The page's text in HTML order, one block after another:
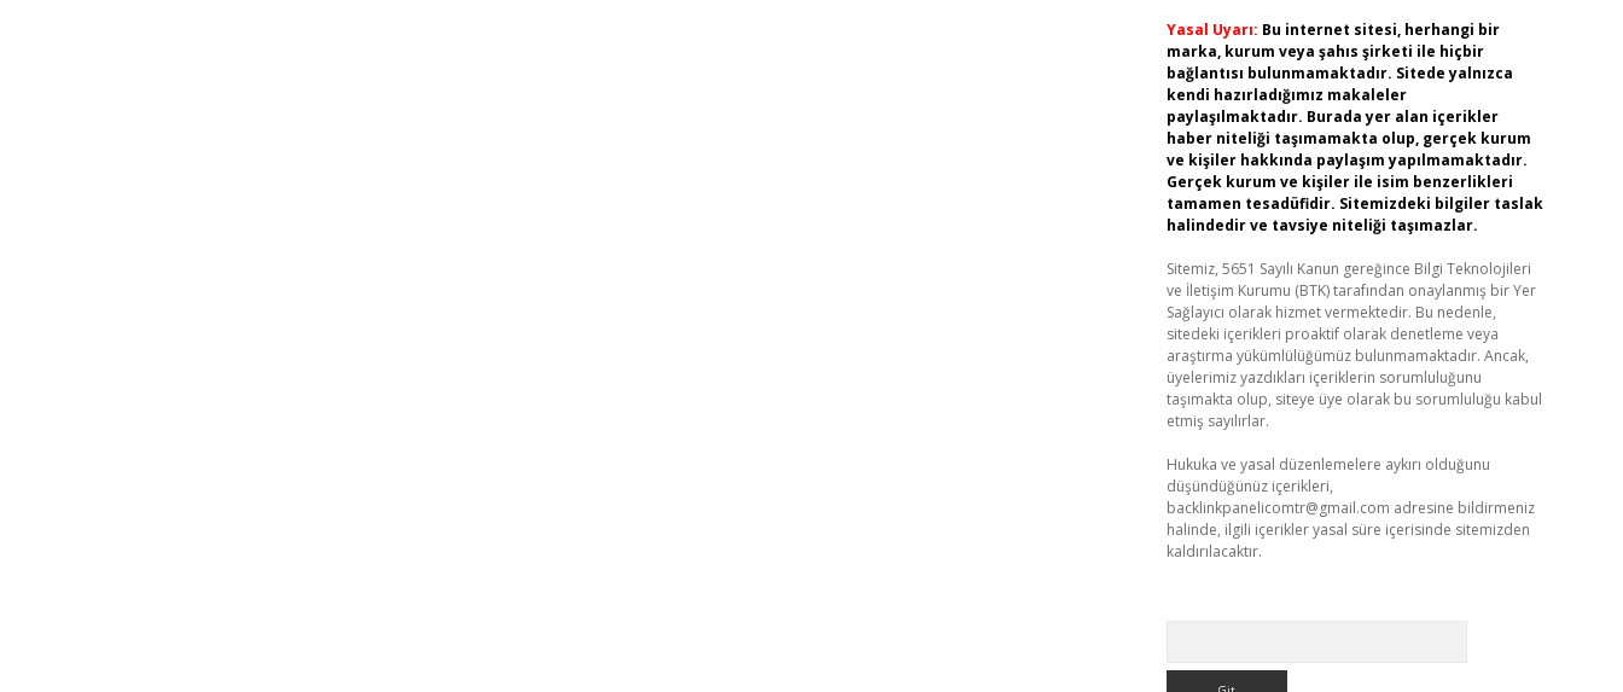
Yasal Uyarı: Bu internet sitesi, herhangi bir
marka, kurum veya şahıs şirketi ile hiçbir
bağlantısı bulunmamaktadır. Sitede yalnızca
kendi hazırladığımız makaleler
paylaşılmaktadır. Burada yer alan içerikler
haber niteliği taşımamakta olup, gerçek kurum
ve kişiler hakkında paylaşım yapılmamaktadır.
Gerçek kurum ve kişiler ile isim benzerlikleri
tamamen tesadüfidir. Sitemizdeki bilgiler taslak
halindedir ve tavsiye niteliği taşımazlar.
Sitemiz, 5651 Sayılı Kanun gereğince Bilgi Teknolojileri
ve İletişim Kurumu (BTK) tarafından onaylanmış bir Yer
Sağlayıcı olarak hizmet vermektedir. Bu nedenle,
sitedeki içerikleri proaktif olarak denetleme veya
araştırma yükümlülüğümüz bulunmamaktadır. Ancak,
üyelerimiz yazdıkları içeriklerin sorumluluğunu
taşımakta olup, siteye üye olarak bu sorumluluğu kabul
etmiş sayılırlar.
Hukuka ve yasal düzenlemelere aykırı olduğunu
düşündüğünüz içerikleri,
backlinkpanelicomtr@gmail.com adresine bildirmeniz
halinde, ilgili içerikler yasal süre içerisinde sitemizden
kaldırılacaktır.